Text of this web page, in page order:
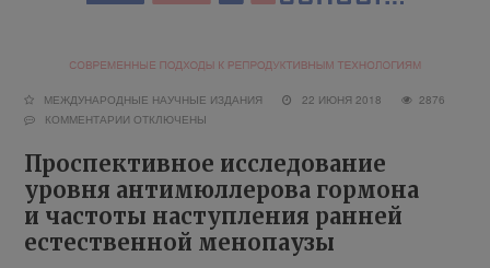
МЕЖДУНАРОДНЫЕ НАУЧНЫЕ ИЗДАНИЯ 22 ИЮНЯ 2018
2876
КОММЕНТАРИИ ОТКЛЮЧЕНЫ
Проспективное исследование
уровня антимюллерова гормона
и частоты наступления ранней
естественной менопаузы